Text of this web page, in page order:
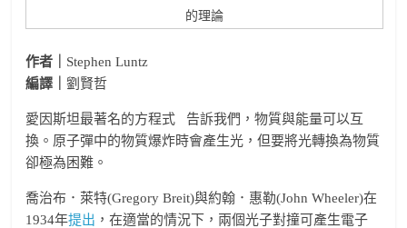
的理論
作者｜ Stephen Luntz
編譯｜劉賢哲
愛因斯坦最著名的方程式
告訴我們，物質與能量可以互
換。原子彈中的物質爆炸時會產生光，但要將光轉換為物質
卻極為困難。
喬治布．萊特(Gregory Breit)與約翰．惠勒(John Wheeler)在
1934年提出 ，在適當的情況下，兩個光子對撞可產生電子